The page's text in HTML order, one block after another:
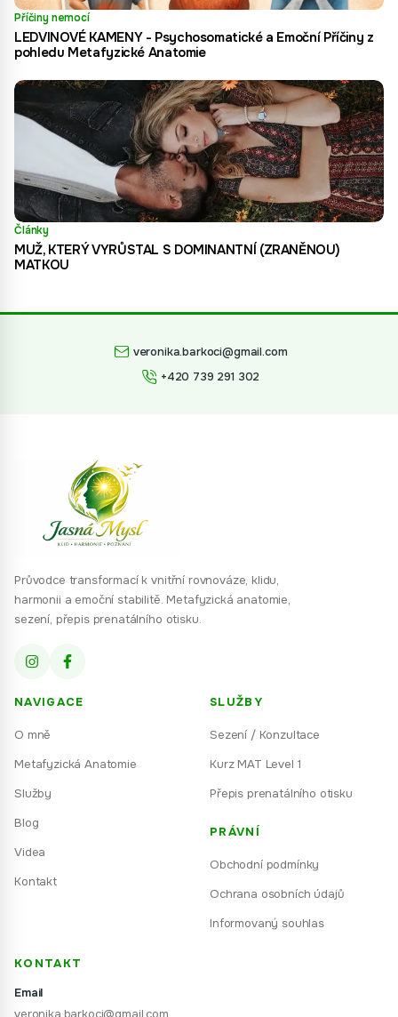
Příčiny nemocí
LEDVINOVÉ KAMENY - Psychosomatické a Emoční Příčiny z
pohledu Metafyzické Anatomie
Články
MUŽ, KTERÝ VYRŮSTAL S DOMINANTNÍ (ZRANĚNOU)
MATKOU
veronika.barkoci@gmail.com
+420 739 291 302
Průvodce transformací k vnitřní rovnováze, klidu,
harmonii a emoční stabilitě. Metafyzická anatomie,
sezení, přepis prenatálního otisku.
NAVIGACE
O mně
Metafyzická Anatomie
Služby
Blog
Videa
Kontakt
SLUŽBY
Sezení / Konzultace
Kurz MAT Level 1
Přepis prenatálního otisku
PRÁVNÍ
Obchodní podmínky
Ochrana osobních údajů
Informovaný souhlas
KONTAKT
Email
veronika.barkoci@gmail.com